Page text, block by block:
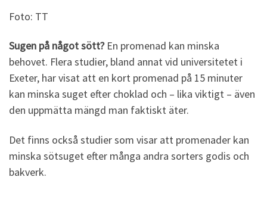
Foto: TT
Sugen på något sött?En promenad kan minska
behovet. Flera studier, bland annat vid universitetet i
Exeter, har visat att en kort promenad på 15 minuter
kan minska suget efter choklad och – lika viktigt – även
den uppmätta mängd man faktiskt äter.
Det finns också studier som visar att promenader kan
minska sötsuget efter många andra sorters godis och
bakverk.